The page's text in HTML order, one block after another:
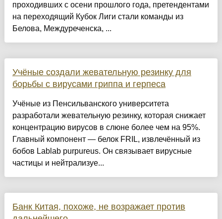
проходивших с осени прошлого года, претендентами
на переходящий Кубок Лиги стали команды из
Белова, Междуреченска, ...
Учёные создали жевательную резинку для
борьбы с вирусами гриппа и герпеса
Учёные из Пенсильванского университета
разработали жевательную резинку, которая снижает
концентрацию вирусов в слюне более чем на 95%.
Главный компонент — белок FRIL, извлечённый из
бобов Lablab purpureus. Он связывает вирусные
частицы и нейтрализуе...
Банк Китая, похоже, не возражает против